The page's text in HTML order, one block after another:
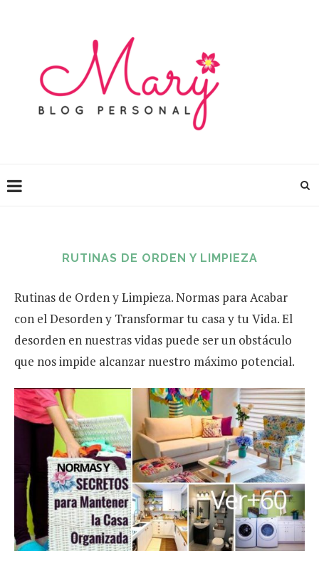
RUTINAS DE ORDEN Y LIMPIEZA
Rutinas de Orden y Limpieza. Normas para Acabar
con el Desorden y Transformar tu casa y tu Vida. El
desorden en nuestras vidas puede ser un obstáculo
que nos impide alcanzar nuestro máximo potencial.